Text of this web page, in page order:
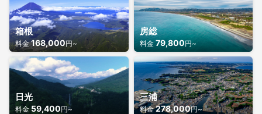
箱根
料金168,000円~
房総
料金 79,800円~
日光
料金 59,400円~
三浦
料金278,000円~